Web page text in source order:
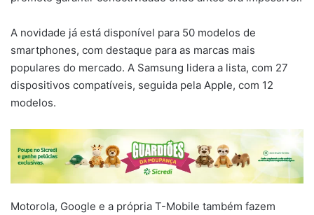
A novidade já está disponível para 50 modelos de
smartphones, com destaque para as marcas mais
populares do mercado. A Samsung lidera a lista, com 27
dispositivos compatíveis, seguida pela Apple, com 12
modelos.
Motorola, Google e a própria T-Mobile também fazem